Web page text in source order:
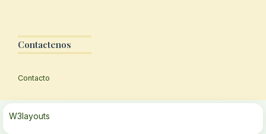
Contactenos
Contacto
W3layouts